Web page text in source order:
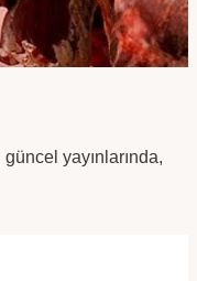
yayınlarında,